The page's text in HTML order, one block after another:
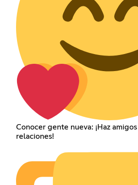
Conocer gente nueva: ¡Haz
relaciones!